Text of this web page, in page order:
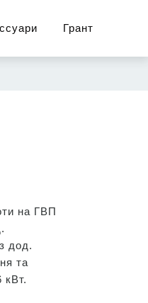
Грант
на ГВП
дод.
та
кВт.